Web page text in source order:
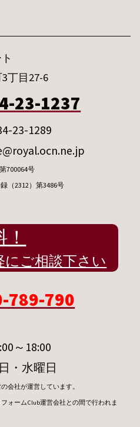
丁目27-6
23-1237
23-1289
700064号
（2312）第3486号
にご相談下さい
789-790
～18:00
・水曜日
会社が運営しています。
ォームClub運営会社との間で行われま